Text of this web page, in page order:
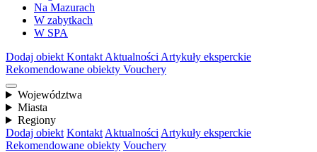
Na Mazurach
W zabytkach
W SPA
Dodaj obiekt Kontakt Aktualności Artykuły eksperckie
Rekomendowane obiekty Vouchery
Województwa
Miasta
Regiony
Dodaj obiekt Kontakt Aktualności Artykuły eksperckie
Rekomendowane obiekty Vouchery